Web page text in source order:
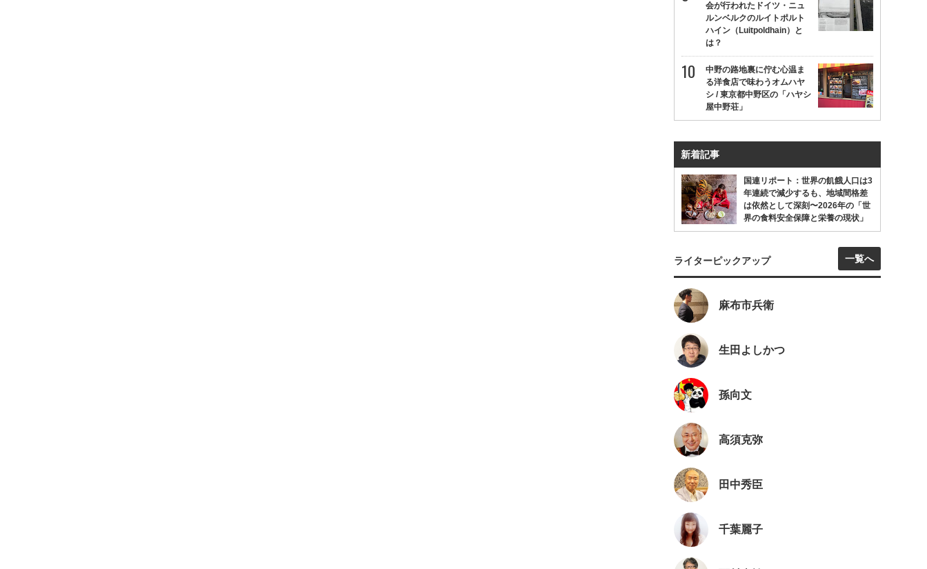
会が行われたドイツ・ニュ
ルンベルクのルイトポルト
ハイン（Luitpoldhain）と
は？
中野の路地裏に佇む心温ま
る洋食店で味わうオムハヤ
シ / 東京都中野区の「ハヤシ
屋中野荘」
新着記事
国連リポート：世界の飢餓人口は3
年連続で減少するも、地域間格差
は依然として深刻〜2026年の「世
界の食料安全保障と栄養の現状」
ライターピックアップ 一覧へ
麻布市兵衛
生田よしかつ
孫向文
高須克弥
田中秀臣
千葉麗子